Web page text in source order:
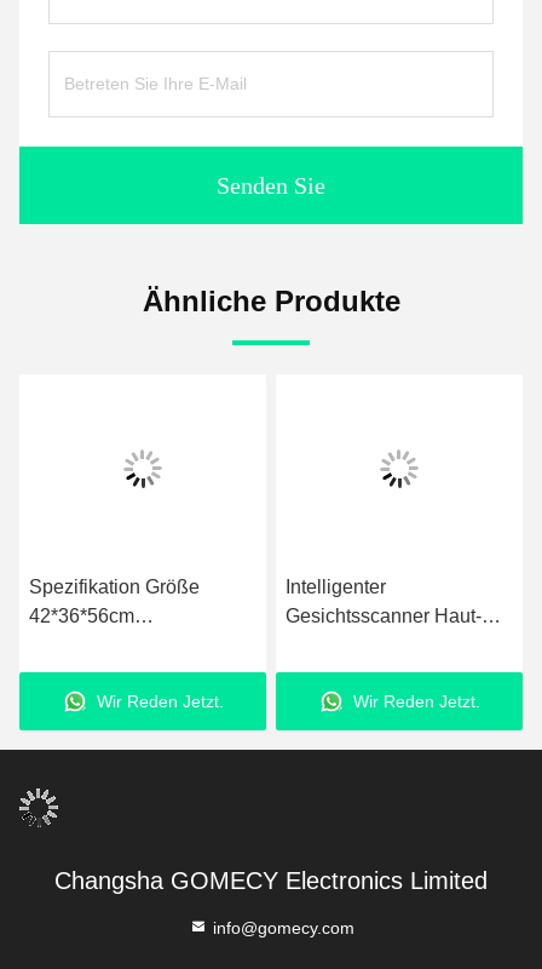
Senden Sie
Ähnliche Produkte
Spezifikation Größe
42*36*56cm
fortgeschrittener
BildanalyseWir Reden Jetzt.
Intelligenter
Gesichtsscanner Haut-
Analyse-Maschine
Wir Reden Jetzt.
Changsha GOMECY Electronics Limited
info@gomecy.com